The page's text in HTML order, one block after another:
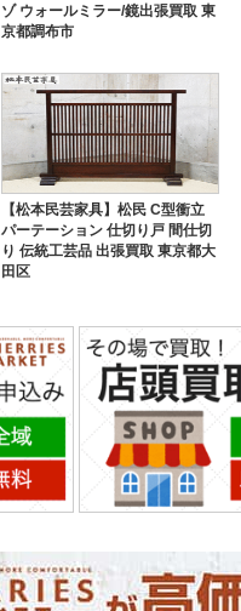
ゾ ウォールミラー/鏡出張買取 東
京都調布市
【松本民芸家具】松民 C型衝立
パーテーション 仕切り戸 間仕切
り 伝統工芸品 出張買取 東京都大
田区